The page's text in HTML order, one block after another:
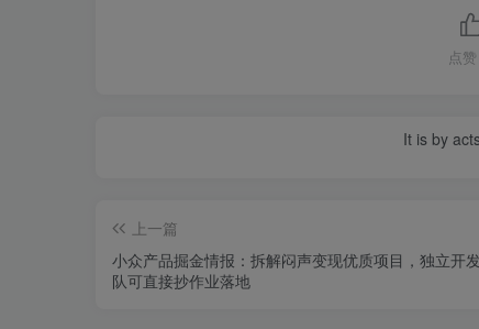
点赞
It is by
上一篇
小众产品掘金情报：拆解闷声变现优质项目，独立开
队可直接抄作业落地